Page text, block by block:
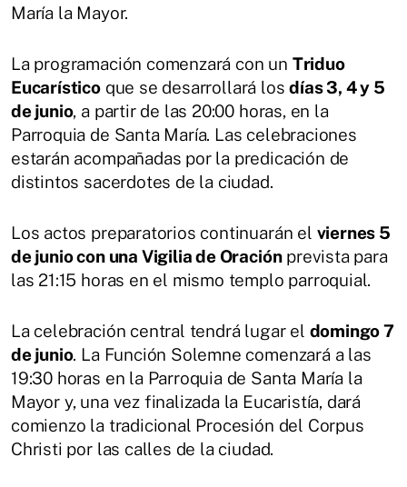
María la Mayor.
La programación comenzará con un Triduo
Eucarísticoque se desarrollará losdías 3, 4 y 5
de junio, a partir de las 20:00 horas, en la
Parroquia de Santa María. Las celebraciones
estarán acompañadas por la predicación de
distintos sacerdotes de la ciudad.
Los actos preparatorios continuarán el viernes 5
de junio con una Vigilia de Oraciónprevista para
las 21:15 horas en el mismo templo parroquial.
La celebración central tendrá lugar el domingo 7
de junio. La Función Solemne comenzará a las
19:30 horas en la Parroquia de Santa María la
Mayor y, una vez finalizada la Eucaristía, dará
comienzo la tradicional Procesión del Corpus
Christi por las calles de la ciudad.